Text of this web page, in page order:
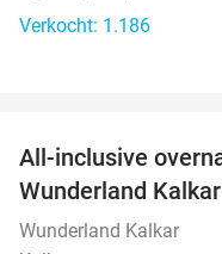
Verkocht: 1.186
All-inclusive
Wunderland Kalkar
Wunderland Kalkar